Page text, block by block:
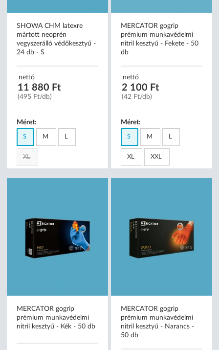
SHOWA CHM latexre
mártott neoprén
vegyszerálló védőkesztyű -
24 db - S
nettó
11 880 Ft
(495 Ft/db)
Méret:
S M
XL
MERCATOR gogrip
prémium munkavédelmi
nitril kesztyű - Fekete - 50
db
nettó
2 100 Ft
(42 Ft/db)
Méret:
S M
XL XXL
MERCATOR gogrip
prémium munkavédelmi
nitril kesztyű - Kék - 50 db
MERCATOR gogrip
prémium munkavédelmi
nitril kesztyű - Narancs -
50 db